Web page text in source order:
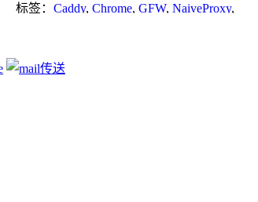
标签： Caddy, Chrome, GFW, NaiveProxy,
序
科学上网
火墙